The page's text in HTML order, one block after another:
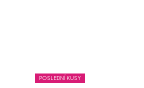
POSLEDNÍ KUSY